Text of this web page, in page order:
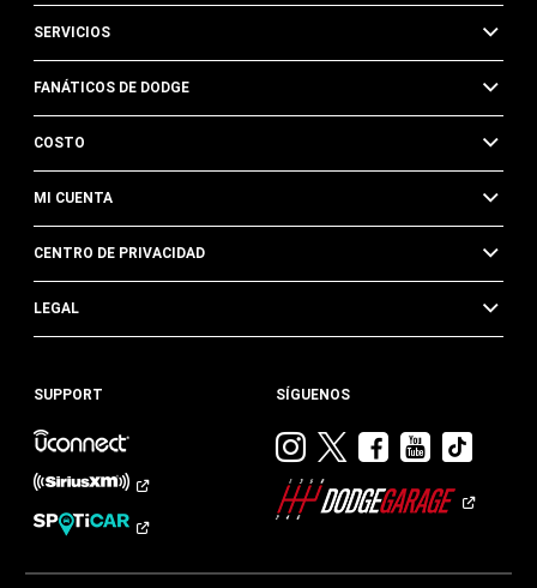
SERVICIOS
FANÁTICOS DE DODGE
COSTO
MI CUENTA
CENTRO DE PRIVACIDAD
LEGAL
SUPPORT SÍGUENOS
Visitar
Dodge
en
Visitar
en
Visitar
en
Visitar
en en